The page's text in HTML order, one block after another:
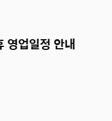
영업일정 안내